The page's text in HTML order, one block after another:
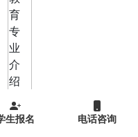
就业发展
生报名 电话咨询